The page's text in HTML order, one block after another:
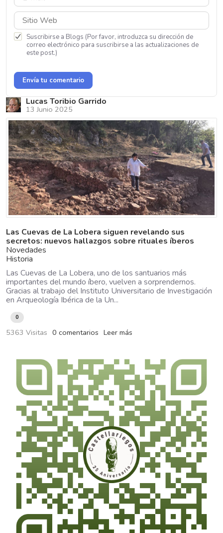
Suscribirse a Blogs (Por favor, introduzca su dirección de
correo electrónico para suscribirse a las actualizaciones de
este post.)
Envía tu comentario
Lucas Toribio Garrido
13 Junio 2025
Las Cuevas de La Lobera siguen revelando sus
secretos: nuevos hallazgos sobre rituales íberos
Novedades
Historia
Las Cuevas de La Lobera, uno de los santuarios más
importantes del mundo íbero, vuelven a sorprendernos.
Gracias al trabajo del Instituto Universitario de Investigación
en Arqueología Ibérica de la Un...
0
5363 Visitas 0 comentarios Leer más